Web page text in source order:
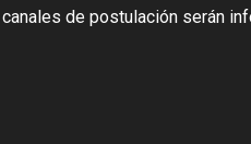
de postulación serán